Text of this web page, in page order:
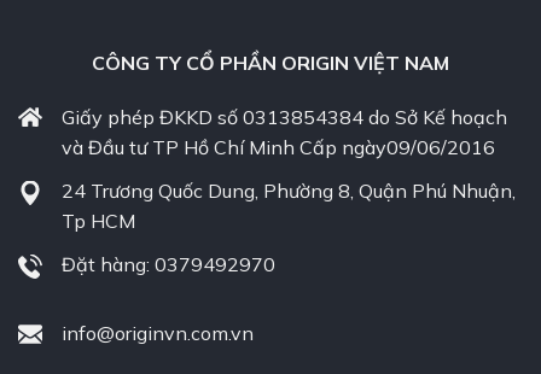
CÔNG TY CỔ PHẦN ORIGIN VIỆT NAM
Giấy phép ĐKKD số 0313854384 do Sở Kế hoạch
và Đầu tư TP Hồ Chí Minh Cấp ngày09/06/2016
24 Trương Quốc Dung, Phường 8, Quận Phú Nhuận,
Tp HCM
Đặt hàng: 0379492970
info@originvn.com.vn